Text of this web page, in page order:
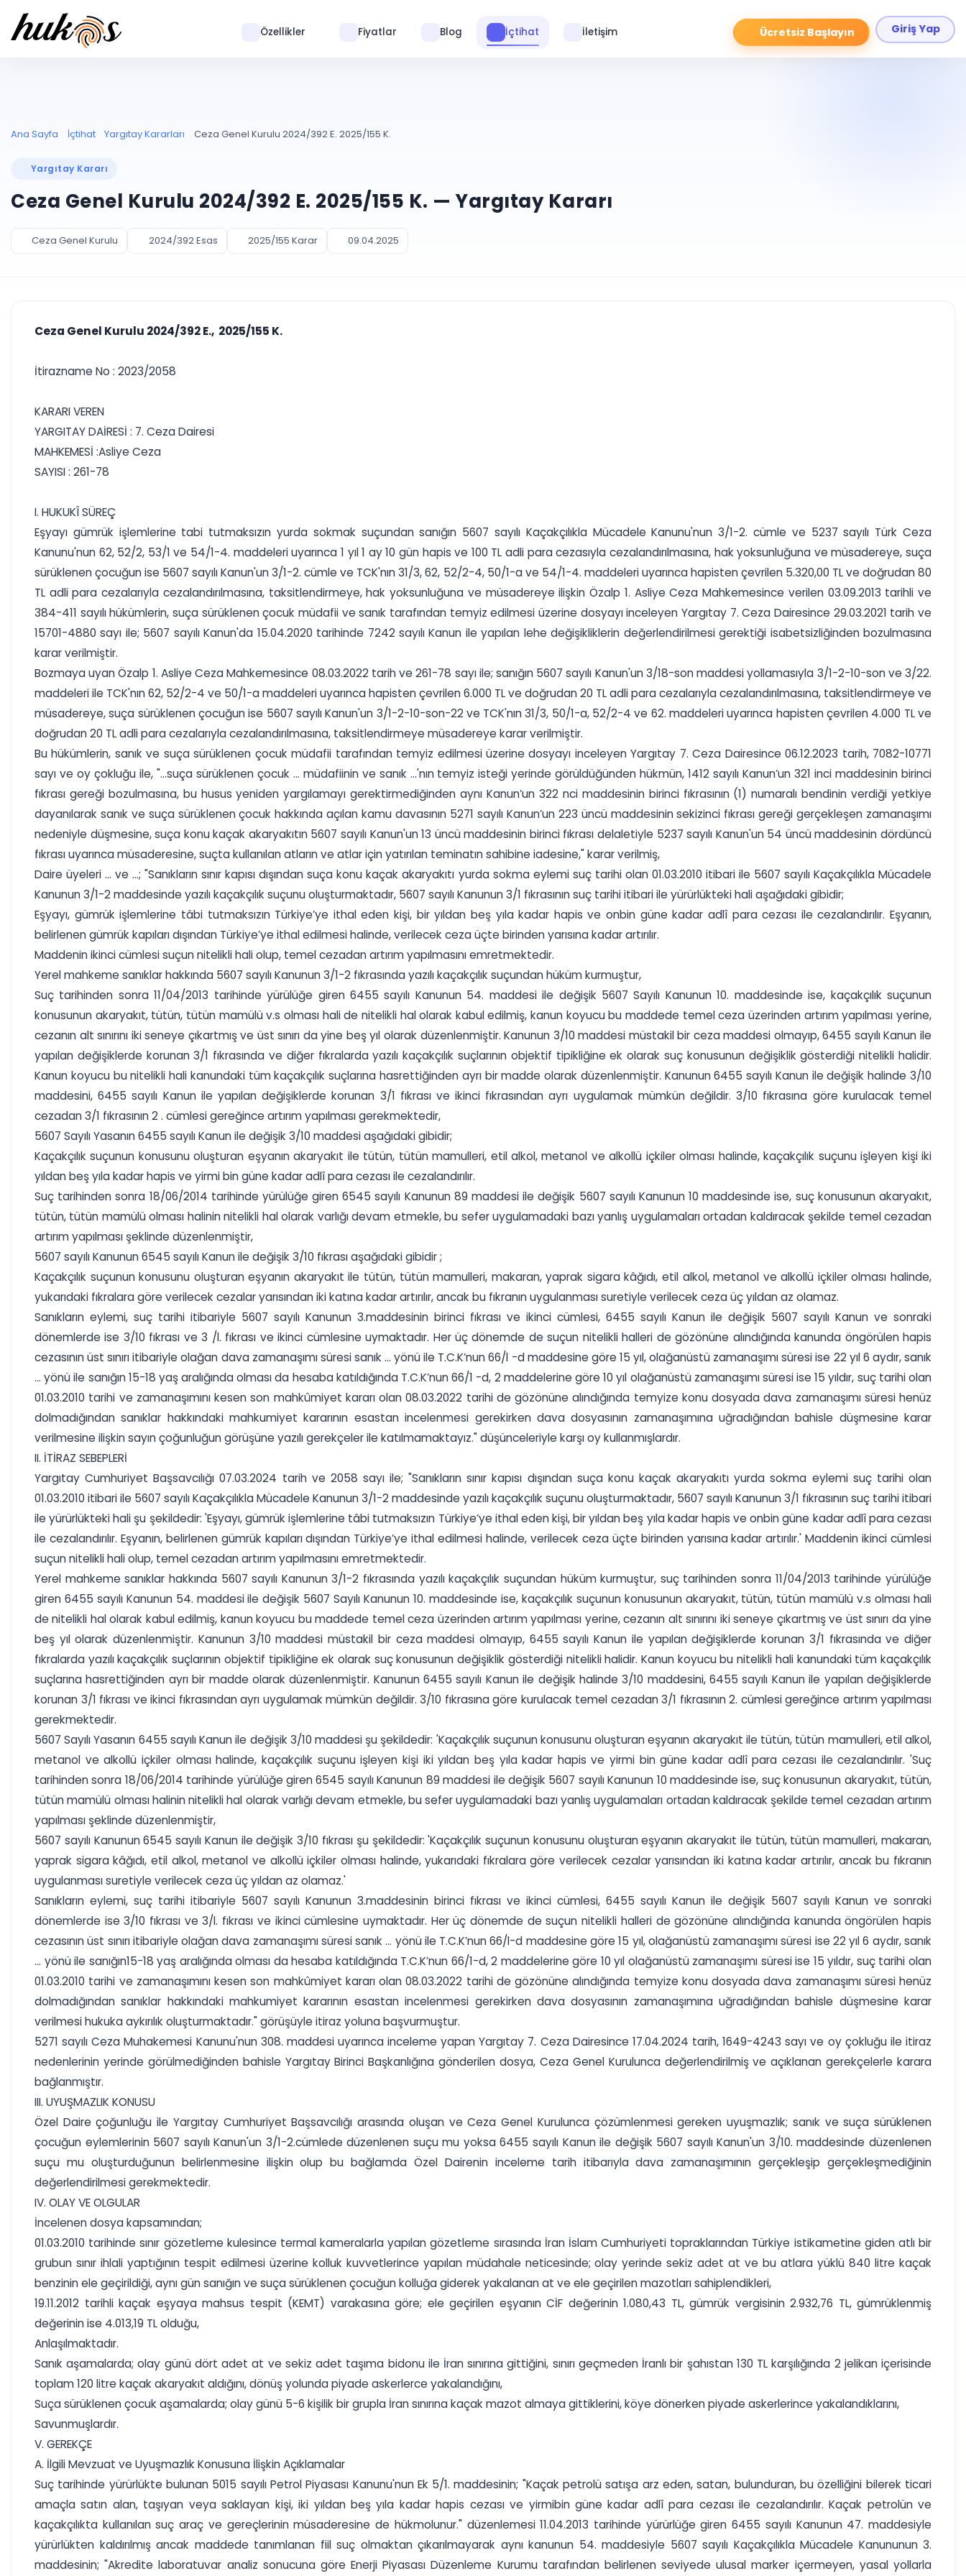
Ücretsiz Başlayın Giriş Yap
Özellikler Fiyatlar Blog İçtihat İletişim
Ana Sayfa İçtihat Yargıtay Kararları Ceza Genel Kurulu 2024/392 E. 2025/155 K.
Yargıtay Kararı
Ceza Genel Kurulu 2024/392 E. 2025/155 K. — Yargıtay Kararı
Ceza Genel Kurulu 2024/392 Esas 2025/155 Karar 09.04.2025
Ceza Genel Kurulu 2024/392 E., 2025/155 K.
İtirazname No : 2023/2058
KARARI VEREN
YARGITAY DAİRESİ : 7. Ceza Dairesi
MAHKEMESİ :Asliye Ceza
SAYISI : 261-78
I. HUKUKÎ SÜREÇ
Eşyayı gümrük işlemlerine tabi tutmaksızın yurda sokmak suçundan sanığın 5607 sayılı Kaçakçılıkla Mücadele Kanunu'nun 3/1-2. cümle ve 5237 sayılı Türk Ceza
Kanunu'nun 62, 52/2, 53/1 ve 54/1-4. maddeleri uyarınca 1 yıl 1 ay 10 gün hapis ve 100 TL adli para cezasıyla cezalandırılmasına, hak yoksunluğuna ve müsadereye, suça
sürüklenen çocuğun ise 5607 sayılı Kanun'un 3/1-2. cümle ve TCK'nın 31/3, 62, 52/2-4, 50/1-a ve 54/1-4. maddeleri uyarınca hapisten çevrilen 5.320,00 TL ve doğrudan 80
TL adli para cezalarıyla cezalandırılmasına, taksitlendirmeye, hak yoksunluğuna ve müsadereye ilişkin Özalp 1. Asliye Ceza Mahkemesince verilen 03.09.2013 tarihli ve
384-411 sayılı hükümlerin, suça sürüklenen çocuk müdafii ve sanık tarafından temyiz edilmesi üzerine dosyayı inceleyen Yargıtay 7. Ceza Dairesince 29.03.2021 tarih ve
15701-4880 sayı ile; 5607 sayılı Kanun'da 15.04.2020 tarihinde 7242 sayılı Kanun ile yapılan lehe değişikliklerin değerlendirilmesi gerektiği isabetsizliğinden bozulmasına
karar verilmiştir.
Bozmaya uyan Özalp 1. Asliye Ceza Mahkemesince 08.03.2022 tarih ve 261-78 sayı ile; sanığın 5607 sayılı Kanun'un 3/18-son maddesi yollamasıyla 3/1-2-10-son ve 3/22.
maddeleri ile TCK'nın 62, 52/2-4 ve 50/1-a maddeleri uyarınca hapisten çevrilen 6.000 TL ve doğrudan 20 TL adli para cezalarıyla cezalandırılmasına, taksitlendirmeye ve
müsadereye, suça sürüklenen çocuğun ise 5607 sayılı Kanun'un 3/1-2-10-son-22 ve TCK'nın 31/3, 50/1-a, 52/2-4 ve 62. maddeleri uyarınca hapisten çevrilen 4.000 TL ve
doğrudan 20 TL adli para cezalarıyla cezalandırılmasına, taksitlendirmeye müsadereye karar verilmiştir.
Bu hükümlerin, sanık ve suça sürüklenen çocuk müdafii tarafından temyiz edilmesi üzerine dosyayı inceleyen Yargıtay 7. Ceza Dairesince 06.12.2023 tarih, 7082-10771
sayı ve oy çokluğu ile, "...suça sürüklenen çocuk ... müdafiinin ve sanık ...'nın temyiz isteği yerinde görüldüğünden hükmün, 1412 sayılı Kanun’un 321 inci maddesinin birinci
fıkrası gereği bozulmasına, bu husus yeniden yargılamayı gerektirmediğinden aynı Kanun’un 322 nci maddesinin birinci fıkrasının (1) numaralı bendinin verdiği yetkiye
dayanılarak sanık ve suça sürüklenen çocuk hakkında açılan kamu davasının 5271 sayılı Kanun’un 223 üncü maddesinin sekizinci fıkrası gereği gerçekleşen zamanaşımı
nedeniyle düşmesine, suça konu kaçak akaryakıtın 5607 sayılı Kanun'un 13 üncü maddesinin birinci fıkrası delaletiyle 5237 sayılı Kanun'un 54 üncü maddesinin dördüncü
fıkrası uyarınca müsaderesine, suçta kullanılan atların ve atlar için yatırılan teminatın sahibine iadesine," karar verilmiş,
Daire üyeleri ... ve ...; "Sanıkların sınır kapısı dışından suça konu kaçak akaryakıtı yurda sokma eylemi suç tarihi olan 01.03.2010 itibari ile 5607 sayılı Kaçakçılıkla Mücadele
Kanunun 3/1-2 maddesinde yazılı kaçakçılık suçunu oluşturmaktadır, 5607 sayılı Kanunun 3/1 fıkrasının suç tarihi itibari ile yürürlükteki hali aşağıdaki gibidir;
Eşyayı, gümrük işlemlerine tâbi tutmaksızın Türkiye’ye ithal eden kişi, bir yıldan beş yıla kadar hapis ve onbin güne kadar adlî para cezası ile cezalandırılır. Eşyanın,
belirlenen gümrük kapıları dışından Türkiye’ye ithal edilmesi halinde, verilecek ceza üçte birinden yarısına kadar artırılır.
Maddenin ikinci cümlesi suçun nitelikli hali olup, temel cezadan artırım yapılmasını emretmektedir.
Yerel mahkeme sanıklar hakkında 5607 sayılı Kanunun 3/1-2 fıkrasında yazılı kaçakçılık suçundan hüküm kurmuştur,
Suç tarihinden sonra 11/04/2013 tarihinde yürülüğe giren 6455 sayılı Kanunun 54. maddesi ile değişik 5607 Sayılı Kanunun 10. maddesinde ise, kaçakçılık suçunun
konusunun akaryakıt, tütün, tütün mamülü v.s olması hali de nitelikli hal olarak kabul edilmiş, kanun koyucu bu maddede temel ceza üzerinden artırım yapılması yerine,
cezanın alt sınırını iki seneye çıkartmış ve üst sınırı da yine beş yıl olarak düzenlenmiştir. Kanunun 3/10 maddesi müstakil bir ceza maddesi olmayıp, 6455 sayılı Kanun ile
yapılan değişiklerde korunan 3/1 fıkrasında ve diğer fıkralarda yazılı kaçakçılık suçlarının objektif tipikliğine ek olarak suç konusunun değişiklik gösterdiği nitelikli halidir.
Kanun koyucu bu nitelikli hali kanundaki tüm kaçakçılık suçlarına hasrettiğinden ayrı bir madde olarak düzenlenmiştir. Kanunun 6455 sayılı Kanun ile değişik halinde 3/10
maddesini, 6455 sayılı Kanun ile yapılan değişiklerde korunan 3/1 fıkrası ve ikinci fıkrasından ayrı uygulamak mümkün değildir. 3/10 fıkrasına göre kurulacak temel
cezadan 3/1 fıkrasının 2 . cümlesi gereğince artırım yapılması gerekmektedir,
5607 Sayılı Yasanın 6455 sayılı Kanun ile değişik 3/10 maddesi aşağıdaki gibidir;
Kaçakçılık suçunun konusunu oluşturan eşyanın akaryakıt ile tütün, tütün mamulleri, etil alkol, metanol ve alkollü içkiler olması halinde, kaçakçılık suçunu işleyen kişi iki
yıldan beş yıla kadar hapis ve yirmi bin güne kadar adlî para cezası ile cezalandırılır.
Suç tarihinden sonra 18/06/2014 tarihinde yürülüğe giren 6545 sayılı Kanunun 89 maddesi ile değişik 5607 sayılı Kanunun 10 maddesinde ise, suç konusunun akaryakıt,
tütün, tütün mamülü olması halinin nitelikli hal olarak varlığı devam etmekle, bu sefer uygulamadaki bazı yanlış uygulamaları ortadan kaldıracak şekilde temel cezadan
artırım yapılması şeklinde düzenlenmiştir,
5607 sayılı Kanunun 6545 sayılı Kanun ile değişik 3/10 fıkrası aşağıdaki gibidir ;
Kaçakçılık suçunun konusunu oluşturan eşyanın akaryakıt ile tütün, tütün mamulleri, makaran, yaprak sigara kâğıdı, etil alkol, metanol ve alkollü içkiler olması halinde,
yukarıdaki fıkralara göre verilecek cezalar yarısından iki katına kadar artırılır, ancak bu fıkranın uygulanması suretiyle verilecek ceza üç yıldan az olamaz.
Sanıkların eylemi, suç tarihi itibariyle 5607 sayılı Kanunun 3.maddesinin birinci fıkrası ve ikinci cümlesi, 6455 sayılı Kanun ile değişik 5607 sayılı Kanun ve sonraki
dönemlerde ise 3/10 fıkrası ve 3 /l. fıkrası ve ikinci cümlesine uymaktadır. Her üç dönemde de suçun nitelikli halleri de gözönüne alındığında kanunda öngörülen hapis
cezasının üst sınırı itibariyle olağan dava zamanaşımı süresi sanık ... yönü ile T.C.K’nun 66/l -d maddesine göre 15 yıl, olağanüstü zamanaşımı süresi ise 22 yıl 6 aydır, sanık
... yönü ile sanığın 15-18 yaş aralığında olması da hesaba katıldığında T.C.K’nun 66/1 -d, 2 maddelerine göre 10 yıl olağanüstü zamanaşımı süresi ise 15 yıldır, suç tarihi olan
01.03.2010 tarihi ve zamanaşımını kesen son mahkûmiyet kararı olan 08.03.2022 tarihi de gözönüne alındığında temyize konu dosyada dava zamanaşımı süresi henüz
dolmadığından sanıklar hakkındaki mahkumiyet kararının esastan incelenmesi gerekirken dava dosyasının zamanaşımına uğradığından bahisle düşmesine karar
verilmesine ilişkin sayın çoğunluğun görüşüne yazılı gerekçeler ile katılmamaktayız." düşünceleriyle karşı oy kullanmışlardır.
II. İTİRAZ SEBEPLERİ
Yargıtay Cumhuriyet Başsavcılığı 07.03.2024 tarih ve 2058 sayı ile; "Sanıkların sınır kapısı dışından suça konu kaçak akaryakıtı yurda sokma eylemi suç tarihi olan
01.03.2010 itibari ile 5607 sayılı Kaçakçılıkla Mücadele Kanunun 3/1-2 maddesinde yazılı kaçakçılık suçunu oluşturmaktadır, 5607 sayılı Kanunun 3/1 fıkrasının suç tarihi itibari
ile yürürlükteki hali şu şekildedir: 'Eşyayı, gümrük işlemlerine tâbi tutmaksızın Türkiye’ye ithal eden kişi, bir yıldan beş yıla kadar hapis ve onbin güne kadar adlî para cezası
ile cezalandırılır. Eşyanın, belirlenen gümrük kapıları dışından Türkiye’ye ithal edilmesi halinde, verilecek ceza üçte birinden yarısına kadar artırılır.' Maddenin ikinci cümlesi
suçun nitelikli hali olup, temel cezadan artırım yapılmasını emretmektedir.
Yerel mahkeme sanıklar hakkında 5607 sayılı Kanunun 3/1-2 fıkrasında yazılı kaçakçılık suçundan hüküm kurmuştur, suç tarihinden sonra 11/04/2013 tarihinde yürülüğe
giren 6455 sayılı Kanunun 54. maddesi ile değişik 5607 Sayılı Kanunun 10. maddesinde ise, kaçakçılık suçunun konusunun akaryakıt, tütün, tütün mamülü v.s olması hali
de nitelikli hal olarak kabul edilmiş, kanun koyucu bu maddede temel ceza üzerinden artırım yapılması yerine, cezanın alt sınırını iki seneye çıkartmış ve üst sınırı da yine
beş yıl olarak düzenlenmiştir. Kanunun 3/10 maddesi müstakil bir ceza maddesi olmayıp, 6455 sayılı Kanun ile yapılan değişiklerde korunan 3/1 fıkrasında ve diğer
fıkralarda yazılı kaçakçılık suçlarının objektif tipikliğine ek olarak suç konusunun değişiklik gösterdiği nitelikli halidir. Kanun koyucu bu nitelikli hali kanundaki tüm kaçakçılık
suçlarına hasrettiğinden ayrı bir madde olarak düzenlenmiştir. Kanunun 6455 sayılı Kanun ile değişik halinde 3/10 maddesini, 6455 sayılı Kanun ile yapılan değişiklerde
korunan 3/1 fıkrası ve ikinci fıkrasından ayrı uygulamak mümkün değildir. 3/10 fıkrasına göre kurulacak temel cezadan 3/1 fıkrasının 2. cümlesi gereğince artırım yapılması
gerekmektedir.
5607 Sayılı Yasanın 6455 sayılı Kanun ile değişik 3/10 maddesi şu şekildedir: 'Kaçakçılık suçunun konusunu oluşturan eşyanın akaryakıt ile tütün, tütün mamulleri, etil alkol,
metanol ve alkollü içkiler olması halinde, kaçakçılık suçunu işleyen kişi iki yıldan beş yıla kadar hapis ve yirmi bin güne kadar adlî para cezası ile cezalandırılır. 'Suç
tarihinden sonra 18/06/2014 tarihinde yürülüğe giren 6545 sayılı Kanunun 89 maddesi ile değişik 5607 sayılı Kanunun 10 maddesinde ise, suç konusunun akaryakıt, tütün,
tütün mamülü olması halinin nitelikli hal olarak varlığı devam etmekle, bu sefer uygulamadaki bazı yanlış uygulamaları ortadan kaldıracak şekilde temel cezadan artırım
yapılması şeklinde düzenlenmiştir,
5607 sayılı Kanunun 6545 sayılı Kanun ile değişik 3/10 fıkrası şu şekildedir: 'Kaçakçılık suçunun konusunu oluşturan eşyanın akaryakıt ile tütün, tütün mamulleri, makaran,
yaprak sigara kâğıdı, etil alkol, metanol ve alkollü içkiler olması halinde, yukarıdaki fıkralara göre verilecek cezalar yarısından iki katına kadar artırılır, ancak bu fıkranın
uygulanması suretiyle verilecek ceza üç yıldan az olamaz.'
Sanıkların eylemi, suç tarihi itibariyle 5607 sayılı Kanunun 3.maddesinin birinci fıkrası ve ikinci cümlesi, 6455 sayılı Kanun ile değişik 5607 sayılı Kanun ve sonraki
dönemlerde ise 3/10 fıkrası ve 3/l. fıkrası ve ikinci cümlesine uymaktadır. Her üç dönemde de suçun nitelikli halleri de gözönüne alındığında kanunda öngörülen hapis
cezasının üst sınırı itibariyle olağan dava zamanaşımı süresi sanık ... yönü ile T.C.K’nun 66/l-d maddesine göre 15 yıl, olağanüstü zamanaşımı süresi ise 22 yıl 6 aydır, sanık
... yönü ile sanığın15-18 yaş aralığında olması da hesaba katıldığında T.C.K’nun 66/1-d, 2 maddelerine göre 10 yıl olağanüstü zamanaşımı süresi ise 15 yıldır, suç tarihi olan
01.03.2010 tarihi ve zamanaşımını kesen son mahkûmiyet kararı olan 08.03.2022 tarihi de gözönüne alındığında temyize konu dosyada dava zamanaşımı süresi henüz
dolmadığından sanıklar hakkındaki mahkumiyet kararının esastan incelenmesi gerekirken dava dosyasının zamanaşımına uğradığından bahisle düşmesine karar
verilmesi hukuka aykırılık oluşturmaktadır." görüşüyle itiraz yoluna başvurmuştur.
5271 sayılı Ceza Muhakemesi Kanunu'nun 308. maddesi uyarınca inceleme yapan Yargıtay 7. Ceza Dairesince 17.04.2024 tarih, 1649-4243 sayı ve oy çokluğu ile itiraz
nedenlerinin yerinde görülmediğinden bahisle Yargıtay Birinci Başkanlığına gönderilen dosya, Ceza Genel Kurulunca değerlendirilmiş ve açıklanan gerekçelerle karara
bağlanmıştır.
III. UYUŞMAZLIK KONUSU
Özel Daire çoğunluğu ile Yargıtay Cumhuriyet Başsavcılığı arasında oluşan ve Ceza Genel Kurulunca çözümlenmesi gereken uyuşmazlık; sanık ve suça sürüklenen
çocuğun eylemlerinin 5607 sayılı Kanun'un 3/1-2.cümlede düzenlenen suçu mu yoksa 6455 sayılı Kanun ile değişik 5607 sayılı Kanun'un 3/10. maddesinde düzenlenen
suçu mu oluşturduğunun belirlenmesine ilişkin olup bu bağlamda Özel Dairenin inceleme tarih itibarıyla dava zamanaşımının gerçekleşip gerçekleşmediğinin
değerlendirilmesi gerekmektedir.
IV. OLAY VE OLGULAR
İncelenen dosya kapsamından;
01.03.2010 tarihinde sınır gözetleme kulesince termal kameralarla yapılan gözetleme sırasında İran İslam Cumhuriyeti topraklarından Türkiye istikametine giden atlı bir
grubun sınır ihlali yaptığının tespit edilmesi üzerine kolluk kuvvetlerince yapılan müdahale neticesinde; olay yerinde sekiz adet at ve bu atlara yüklü 840 litre kaçak
benzinin ele geçirildiği, aynı gün sanığın ve suça sürüklenen çocuğun kolluğa giderek yakalanan at ve ele geçirilen mazotları sahiplendikleri,
19.11.2012 tarihli kaçak eşyaya mahsus tespit (KEMT) varakasına göre; ele geçirilen eşyanın CİF değerinin 1.080,43 TL, gümrük vergisinin 2.932,76 TL, gümrüklenmiş
değerinin ise 4.013,19 TL olduğu,
Anlaşılmaktadır.
Sanık aşamalarda; olay günü dört adet at ve sekiz adet taşıma bidonu ile İran sınırına gittiğini, sınırı geçmeden İranlı bir şahıstan 130 TL karşılığında 2 jelikan içerisinde
toplam 120 litre kaçak akaryakıt aldığını, dönüş yolunda piyade askerlerce yakalandığını,
Suça sürüklenen çocuk aşamalarda; olay günü 5-6 kişilik bir grupla İran sınırına kaçak mazot almaya gittiklerini, köye dönerken piyade askerlerince yakalandıklarını,
Savunmuşlardır.
V. GEREKÇE
A. İlgili Mevzuat ve Uyuşmazlık Konusuna İlişkin Açıklamalar
Suç tarihinde yürürlükte bulunan 5015 sayılı Petrol Piyasası Kanunu'nun Ek 5/1. maddesinin; "Kaçak petrolü satışa arz eden, satan, bulunduran, bu özelliğini bilerek ticari
amaçla satın alan, taşıyan veya saklayan kişi, iki yıldan beş yıla kadar hapis cezası ve yirmibin güne kadar adlî para cezası ile cezalandırılır. Kaçak petrolün ve
kaçakçılıkta kullanılan suç araç ve gereçlerinin müsaderesine de hükmolunur." düzenlemesi 11.04.2013 tarihinde yürürlüğe giren 6455 sayılı Kanunun 47. maddesiyle
yürürlükten kaldırılmış ancak maddede tanımlanan fiil suç olmaktan çıkarılmayarak aynı kanunun 54. maddesiyle 5607 sayılı Kaçakçılıkla Mücadele Kanununun 3.
maddesinin; "Akredite laboratuvar analiz sonucuna göre Enerji Piyasası Düzenleme Kurumu tarafından belirlenen seviyede ulusal marker içermeyen, yasal yollarla